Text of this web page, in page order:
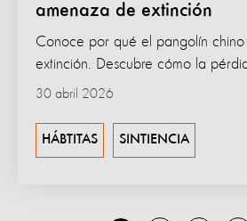
amenaza de extinción
30 abril 2026
Conoce por qué el pangolín
extinción. Descubre cómo la
HÁBTITAS SINTIENCIA